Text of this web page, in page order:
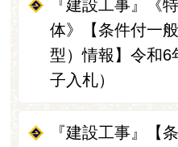
『建設工事』《
体》【条件付一
型）情報】令和6
子入札）
『建設工事』【